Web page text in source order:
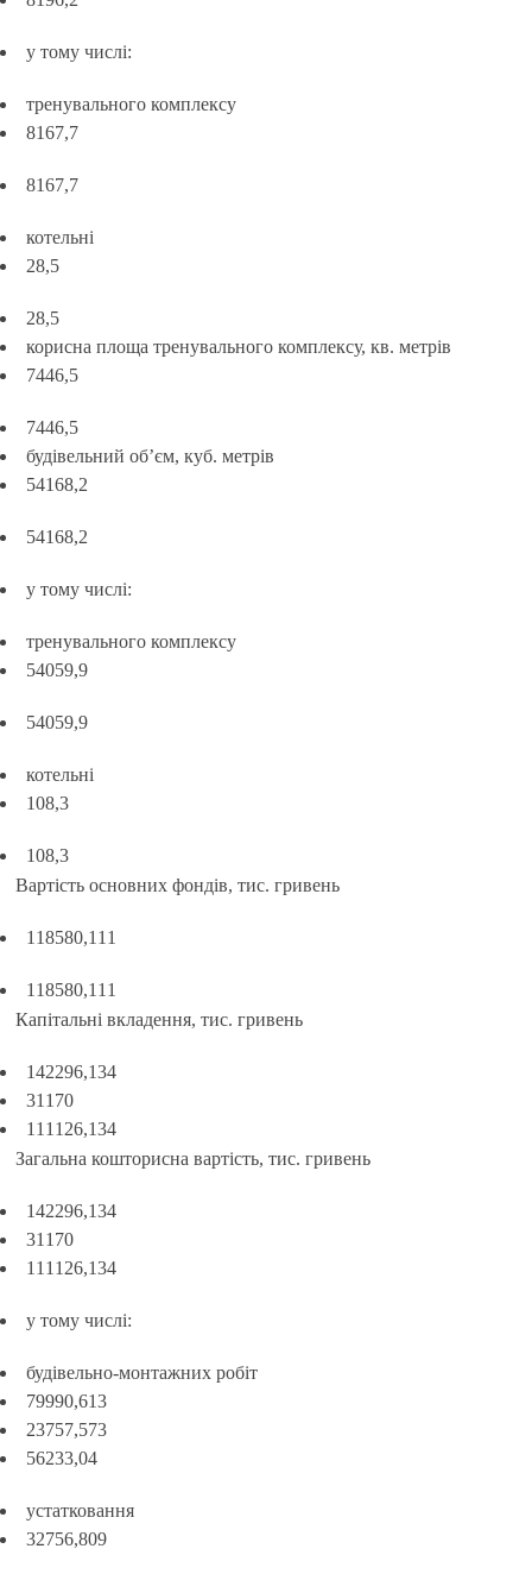
у тому числі:
тренувального комплексу
8167,7
8167,7
котельні
28,5
28,5
корисна площа тренувального комплексу, кв. метрів
7446,5
7446,5
будівельний об’єм, куб. метрів
54168,2
54168,2
у тому числі:
тренувального комплексу
54059,9
54059,9
котельні
108,3
108,3
Вартість основних фондів, тис. гривень
118580,111
118580,111
Капітальні вкладення, тис. гривень
142296,134
31170
111126,134
Загальна кошторисна вартість, тис. гривень
142296,134
31170
111126,134
у тому числі:
будівельно-монтажних робіт
79990,613
23757,573
56233,04
устатковання
32756,809